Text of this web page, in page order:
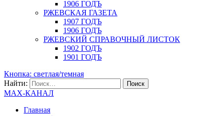
1906 ГОДЪ
РЖЕВСКАЯ ГАЗЕТА
1907 ГОДЪ
1906 ГОДЪ
РЖЕВСКИЙ СПРАВОЧНЫЙ ЛИСТОК
1902 ГОДЪ
1901 ГОДЪ
Кнопка: светлая/темная
Найти:
MAX-КАНАЛ
Главная